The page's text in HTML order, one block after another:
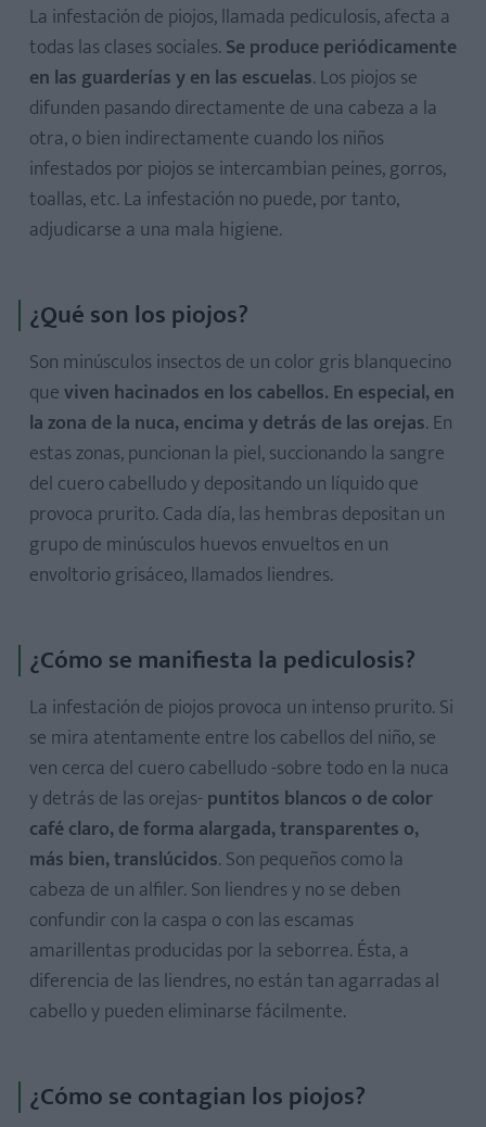
2. Infusión de eucalipto
3. Esencia de lavanda
4. Aceite de oliva
5. Mayonesa
6. Acondicionador para el pelo
¿Tu hij@ ha padecido piojos? ¿Conoces otros remedios
caseros para eliminarlos? ¡Compártelos con otras mamás
La infestación de piojos, llamada pediculosis, afecta a
todas las clases sociales. Se produce periódicamente
en las guarderías y en las escuelas. Los piojos se
difunden pasando directamente de una cabeza a la
otra, o bien indirectamente cuando los niños
infestados por piojos se intercambian peines, gorros,
toallas, etc. La infestación no puede, por tanto,
adjudicarse a una mala higiene.
¿Qué son los piojos?
Son minúsculos insectos de un color gris blanquecino
queviven hacinados en los cabellos. En especial, en
la zona de la nuca, encima y detrás de las orejas. En
estas zonas, puncionan la piel, succionando la sangre
del cuero cabelludo y depositando un líquido que
provoca prurito. Cada día, las hembras depositan un
grupo de minúsculos huevos envueltos en un
envoltorio grisáceo, llamados liendres.
¿Cómo se manifiesta la pediculosis?
La infestación de piojos provoca un intenso prurito. Si
se mira atentamente entre los cabellos del niño, se
ven cerca del cuero cabelludo -sobre todo en la nuca
y detrás de las orejas- puntitos blancos o de color
café claro, de forma alargada, transparentes o,
más bien, translúcidos. Son pequeños como la
cabeza de un alfiler. Son liendres y no se deben
confundir con la caspa o con las escamas
amarillentas producidas por la seborrea. Ésta, a
diferencia de las liendres, no están tan agarradas al
cabello y pueden eliminarse fácilmente.
¿Cómo se contagian los piojos?